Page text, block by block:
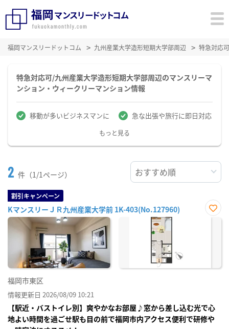
福岡マンスリードットコム 九州産業大学造形短期大学部周辺 特急対応
特急対応可/九州産業大学造形短期大学部周辺のマンスリーマ
ンション・ウィークリーマンション情報
移動が多いビジネスマンに 急な出張や旅行に即日対応
もっと見る
2 件（1/1ページ）
割引キャンペーン
KマンスリーＪＲ九州産業大学前 1K-403(No.127960)
お気
福岡市東区
情報更新日 2026/08/09 10:21
【駅近・バストイレ別】爽やかなお部屋♪窓から差し込む光で心
地よい時間を過ごせ駅も目の前で福岡市内アクセス便利で研修や